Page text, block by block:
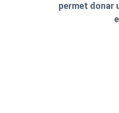
permet donar